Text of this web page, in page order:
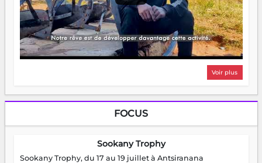
Voir plus
FOCUS
Sookany Trophy
Sookany Trophy, du 17 au 19 juillet à Antsiranana